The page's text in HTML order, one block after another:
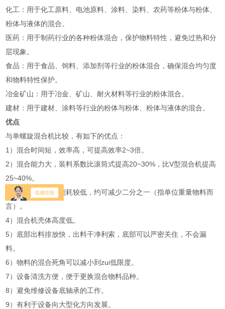
‌化工‌：用于化工原料、电池原料、涂料、染料、农药等粉体与粉体、
粉体与液体的混合‌。
‌医药‌：用于制药行业的各种粉体混合，保护物料特性，避免过热和分
层现象‌。
‌食品‌：用于食品、饲料、添加剂等行业的粉体混合，确保混合均匀度
和物料特性保护‌。
‌冶金矿山‌：用于冶金、矿山、耐火材料等行业的粉体混合‌。
‌建材‌：用于建材、涂料等行业的粉体与粉体、粉体与液体的混合‌。
优点
与单螺旋混合机比较，有如下的优点：
1）混合时间短，效率高，可提高效率2~3倍。
2）混合能力大，装料系数比滚筒式提高20~30%，比V型混合机提高
25~40%。
3）混合精度高，能耗较低，约可减少二分之一（指单位重量物料而
言）。
4）混合机壳体高度低。
5）底部出料排放快，出料干净利索，底部可以严密关住，不会漏
料。
6）物料的混合死角可以减小到zui低限度。
7）设备清洗方便，便于更换混合物料品种。
8）避免维修设备底轴承的工作。
9）有利于设备向大型化方向发展。